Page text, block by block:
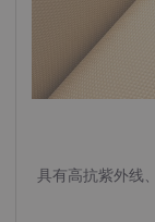
具有高抗紫外线